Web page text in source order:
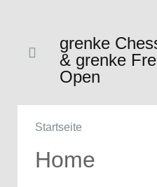
grenke
& grenke
Open
Startseite
Home